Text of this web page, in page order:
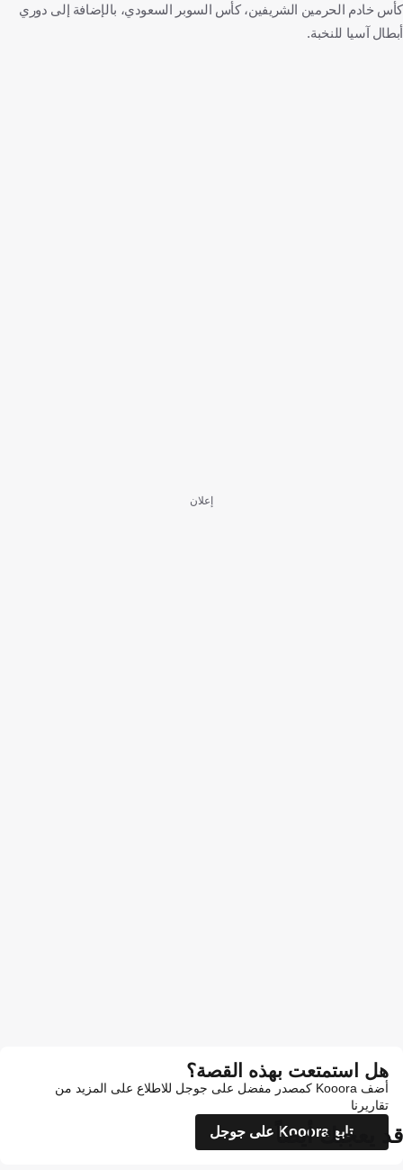
كأس خادم الحرمين الشريفين، كأس السوبر السعودي، بالإضافة إلى دوري
أبطال آسيا للنخبة.
إعلان
هل استمتعت بهذه القصة؟
أضف Kooora كمصدر مفضل على جوجل للاطلاع على المزيد من
تقاريرنا
تابع Kooora على جوجل
قد يعجبك أيضاً